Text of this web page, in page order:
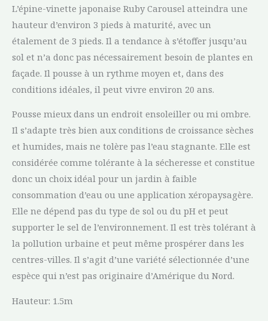
L’épine-vinette japonaise Ruby Carousel atteindra une
hauteur d’environ 3 pieds à maturité, avec un
étalement de 3 pieds. Il a tendance à s’étoffer jusqu’au
sol et n’a donc pas nécessairement besoin de plantes en
façade. Il pousse à un rythme moyen et, dans des
conditions idéales, il peut vivre environ 20 ans.
Pousse mieux dans un endroit ensoleiller ou mi ombre.
Il s’adapte très bien aux conditions de croissance sèches
et humides, mais ne tolère pas l’eau stagnante. Elle est
considérée comme tolérante à la sécheresse et constitue
donc un choix idéal pour un jardin à faible
consommation d’eau ou une application xéropaysagère.
Elle ne dépend pas du type de sol ou du pH et peut
supporter le sel de l’environnement. Il est très tolérant à
la pollution urbaine et peut même prospérer dans les
centres-villes. Il s’agit d’une variété sélectionnée d’une
espèce qui n’est pas originaire d’Amérique du Nord.
Hauteur: 1.5m